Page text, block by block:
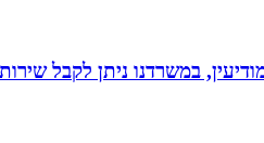
במשרדנו ניתן לקבל